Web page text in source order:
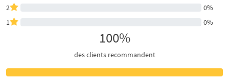
2
0%
1
0%
100%
des clients recommandent